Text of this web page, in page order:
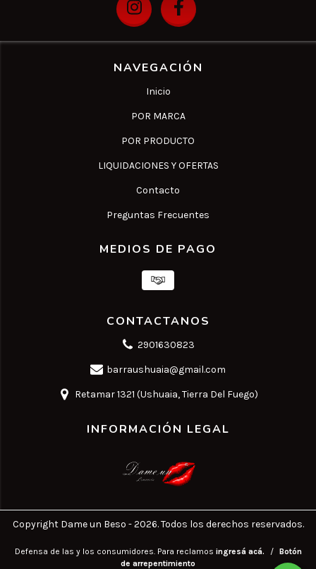
NAVEGACIÓN
Inicio
POR MARCA
POR PRODUCTO
LIQUIDACIONES Y OFERTAS
Contacto
Preguntas Frecuentes
MEDIOS DE PAGO
CONTACTANOS
2901630823
barraushuaia@gmail.com
Retamar 1321 (Ushuaia, Tierra Del Fuego)
INFORMACIÓN LEGAL
Copyright Dame un Beso - 2026. Todos los derechos reservados.
Defensa de las y los consumidores. Para reclamos ingresá acá. /
Botón
de arrepentimiento